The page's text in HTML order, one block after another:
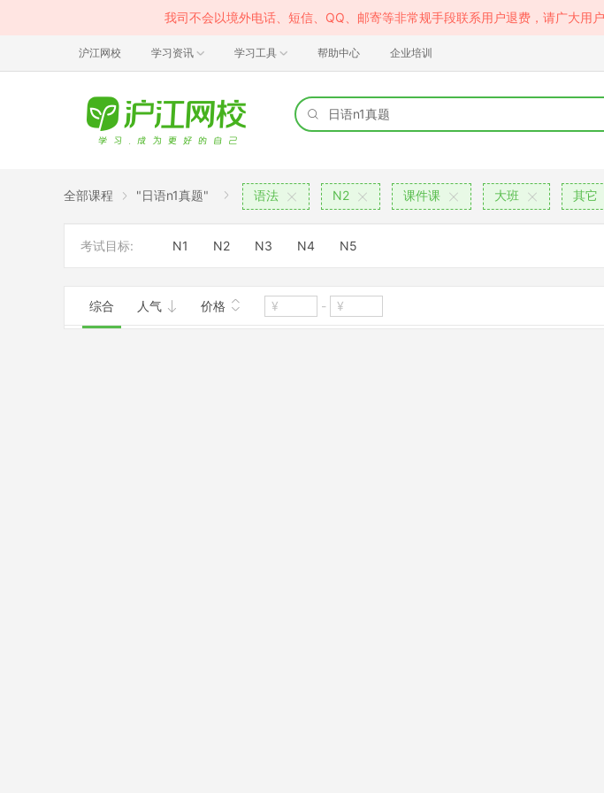
我司不会以境外电话、短信、QQ、邮寄等非常规手段联系用户退费，请广大用
沪江网校 学习资讯 学习工具 帮助中心 企业培训
全部课程 "日语n1真题" 语法 N2 课件课 大班 其它
考试目标: N1 N2 N3 N4 N5
综合 人气 价格 -